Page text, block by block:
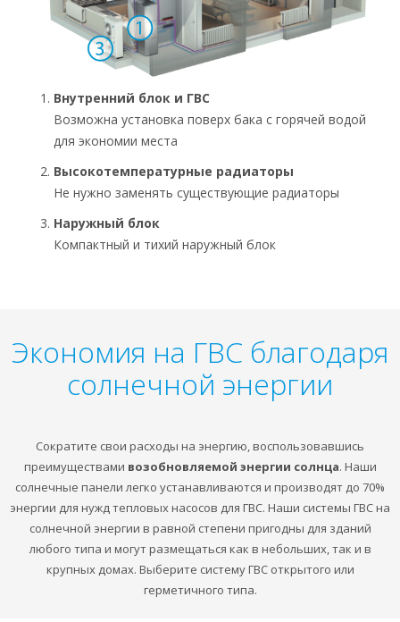
Внутренний блок и ГВС
Возможна установка поверх бака с горячей водой
для экономии места
Высокотемпературные радиаторы
Не нужно заменять существующие радиаторы
Наружный блок
Компактный и тихий наружный блок
Экономия на ГВС благодаря
солнечной энергии
Сократите свои расходы на энергию, воспользовавшись
преимуществами возобновляемой энергии солнца. Наши
солнечные панели легко устанавливаются и производят до 70%
энергии для нужд тепловых насосов для ГВС. Наши системы ГВС на
солнечной энергии в равной степени пригодны для зданий
любого типа и могут размещаться как в небольших, так и в
крупных домах. Выберите систему ГВС открытого или
герметичного типа.